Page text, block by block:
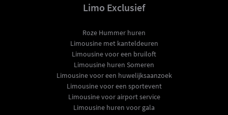
Limo Exclusief
Roze Hummer huren
Limousine met kanteldeuren
Limousine voor een bruiloft
Limousine huren Someren
Limousine voor een huwelijksaanzoek
Limousine voor een sportevent
Limousine voor airport service
Limousine huren voor gala